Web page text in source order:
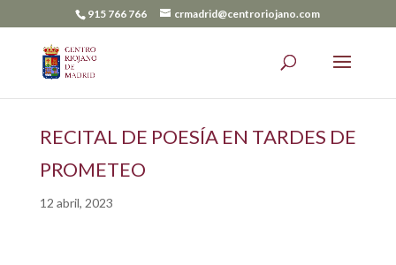
915 766 766 crmadrid@centroriojano.com
RECITAL DE POESÍA EN TARDES DE
PROMETEO
12 abril, 2023